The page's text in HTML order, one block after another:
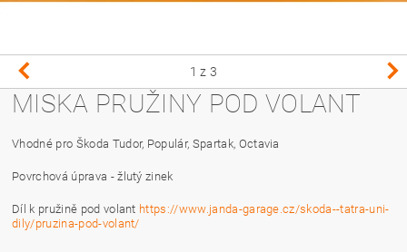
1 z 3
MISKA PRUŽINY POD VOLANT
Vhodné pro Škoda Tudor, Populár, Spartak, Octavia
Povrchová úprava - žlutý zinek
Díl k pružině pod volant https://www.janda-garage.cz/skoda--tatra-uni-
dily/pruzina-pod-volant/